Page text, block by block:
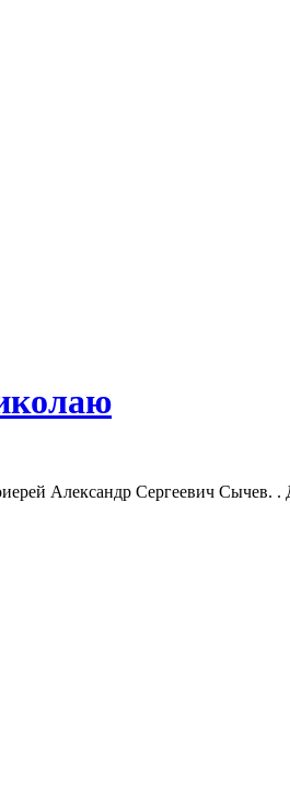
Александр Сергеевич Сычев. .